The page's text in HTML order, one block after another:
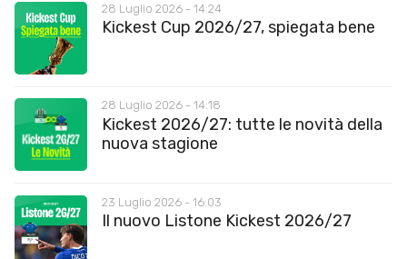
28 Luglio 2026 - 14:24
Kickest Cup 2026/27, spiegata bene
28 Luglio 2026 - 14:18
Kickest 2026/27: tutte le novità della
nuova stagione
23 Luglio 2026 - 16:03
Il nuovo Listone Kickest 2026/27